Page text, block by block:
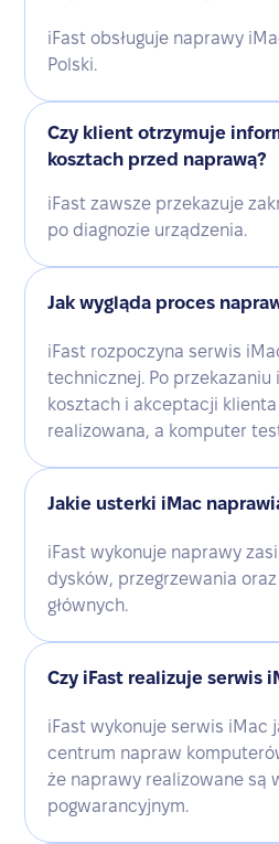
iFast obsługuje naprawy
Polski.
Czy klient otrzymuje
kosztach przed naprawą?
iFast zawsze przekazuje
po diagnozie urządzenia.
Jak wygląda proces
iFast rozpoczyna serwis
technicznej. Po przekazaniu
kosztach i akceptacji
realizowana, a komputer
Jakie usterki iMac
iFast wykonuje naprawy
dysków, przegrzewania
głównych.
Czy iFast realizuje serwis
iFast wykonuje serwis iMac
centrum napraw
że naprawy realizowane są
pogwarancyjnym.